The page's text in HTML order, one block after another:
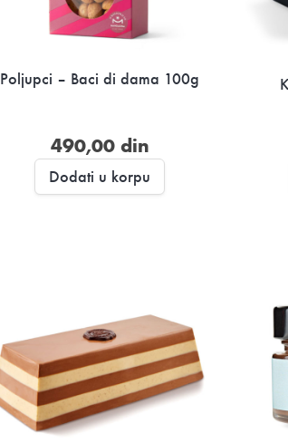
Poljupci – Baci di dama 100g
490,00 din
Dodati u korpu